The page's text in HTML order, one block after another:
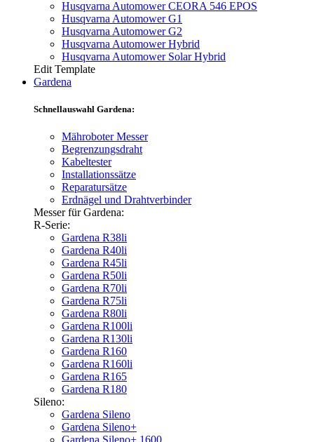
Husqvarna Automower CEORA 546 EPOS
Husqvarna Automower G1
Husqvarna Automower G2
Husqvarna Automower Hybrid
Husqvarna Automower Solar Hybrid
Edit Template
Gardena
Schnellauswahl Gardena:
Mähroboter Messer
Begrenzungsdraht
Kabeltester
Installationssätze
Reparatursätze
Erdnägel und Drahtverbinder
Messer für Gardena:
R-Serie:
Gardena R38li
Gardena R40li
Gardena R45li
Gardena R50li
Gardena R70li
Gardena R75li
Gardena R80li
Gardena R100li
Gardena R130li
Gardena R160
Gardena R160li
Gardena R165
Gardena R180
Sileno:
Gardena Sileno
Gardena Sileno+
Gardena Sileno+ 1600